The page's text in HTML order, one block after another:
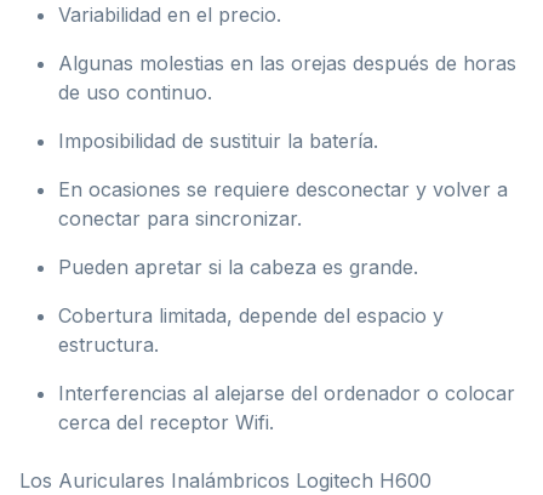
Variabilidad en el precio.
Algunas molestias en las orejas después de horas
de uso continuo.
Imposibilidad de sustituir la batería.
En ocasiones se requiere desconectar y volver a
conectar para sincronizar.
Pueden apretar si la cabeza es grande.
Cobertura limitada, depende del espacio y
estructura.
Interferencias al alejarse del ordenador o colocar
cerca del receptor Wifi.
Los Auriculares Inalámbricos Logitech H600